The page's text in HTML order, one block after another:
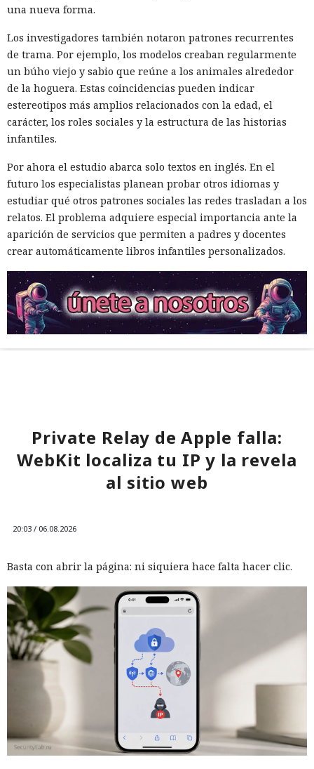
una nueva forma.
Los investigadores también notaron patrones recurrentes
de trama. Por ejemplo, los modelos creaban regularmente
un búho viejo y sabio que reúne a los animales alrededor
de la hoguera. Estas coincidencias pueden indicar
estereotipos más amplios relacionados con la edad, el
carácter, los roles sociales y la estructura de las historias
infantiles.
Por ahora el estudio abarca solo textos en inglés. En el
futuro los especialistas planean probar otros idiomas y
estudiar qué otros patrones sociales las redes trasladan a los
relatos. El problema adquiere especial importancia ante la
aparición de servicios que permiten a padres y docentes
crear automáticamente libros infantiles personalizados.
Private Relay de Apple falla:
WebKit localiza tu IP y la revela
al sitio web
20:03 / 06.08.2026
Basta con abrir la página: ni siquiera hace falta hacer clic.